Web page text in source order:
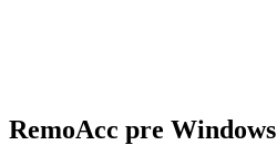
RemoAcc pre Windows